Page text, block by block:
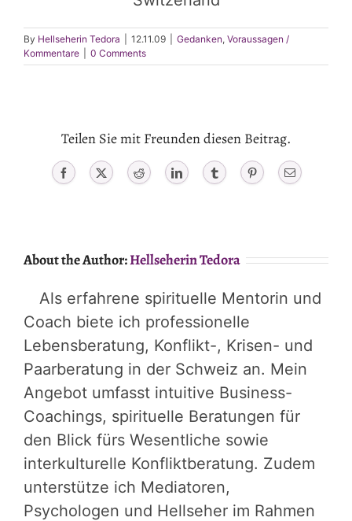
By Hellseherin Tedora 12.11.09 Gedanken, Voraussagen /
Kommentare
0 Comments
Teilen Sie mit Freunden diesen Beitrag.
Facebook X Reddit LinkedIn Tumblr PinterestEmail
About the Author:Hellseherin Tedora
Als erfahrene spirituelle Mentorin und
Coach biete ich professionelle
Lebensberatung, Konflikt-, Krisen- und
Paarberatung in der Schweiz an. Mein
Angebot umfasst intuitive Business-
Coachings, spirituelle Beratungen für
den Blick fürs Wesentliche sowie
interkulturelle Konfliktberatung. Zudem
unterstütze ich Mediatoren,
Psychologen und Hellseher im Rahmen